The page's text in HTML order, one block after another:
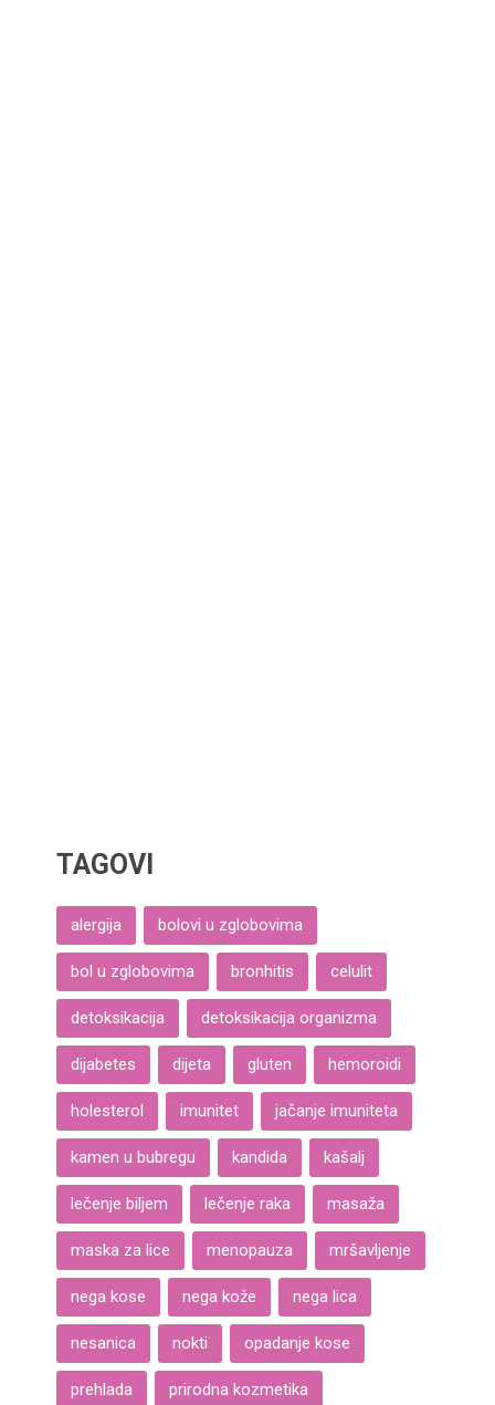
TAGOVI
alergija bolovi u zglobovima
bol u zglobovima bronhitis celulit
detoksikacija detoksikacija organizma
dijabetes dijeta gluten hemoroidi
holesterol imunitet jačanje imuniteta
kamen u bubregu kandida kašalj
lečenje biljem lečenje raka masaža
maska za lice menopauza mršavljenje
nega kose nega kože nega lica
nesanica nokti opadanje kose
prehlada prirodna kozmetika